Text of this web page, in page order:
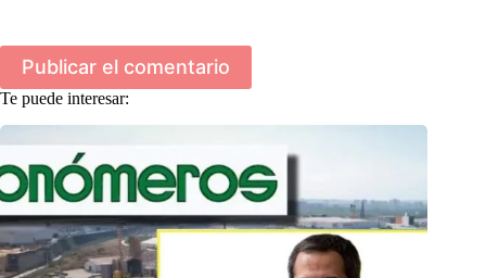
Publicar el comentario
Te puede interesar: